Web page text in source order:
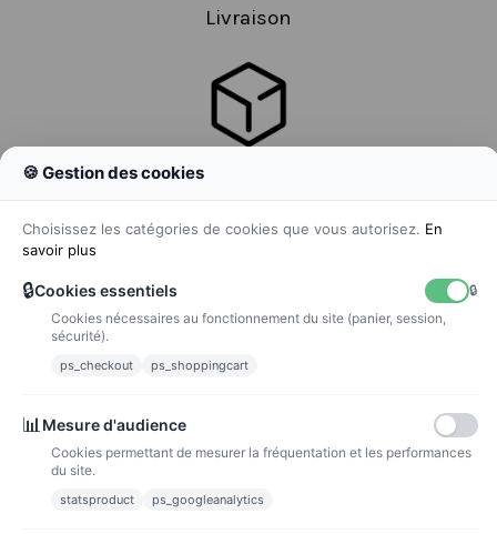
Livraison
La poste
🍪 Gestion des cookies
Choisissez les catégories de cookies que vous autorisez. En
savoir plus
🔒Cookies essentiels
🔒
Cookies nécessaires au fonctionnement du site (panier, session,
sécurité).
ps_checkout ps_shoppingcart
📊 Mesure d'audience
Cookies permettant de mesurer la fréquentation et les performances
du site.
statsproduct ps_googleanalytics